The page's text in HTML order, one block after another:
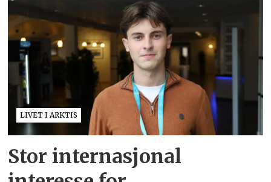
LIVET I ARKTIS
Stor internasjonal